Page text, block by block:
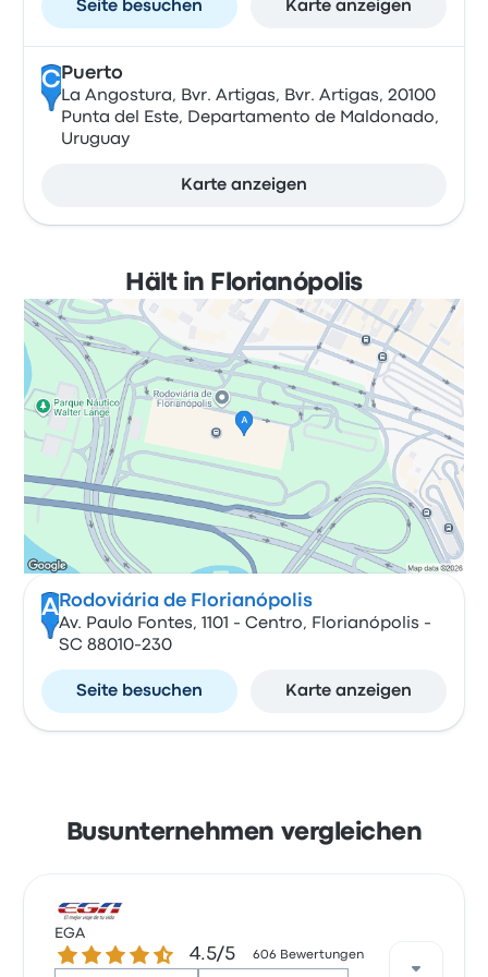
Seite besuchen Karte anzeigen
CPuerto
La Angostura, Bvr. Artigas, Bvr. Artigas, 20100
Punta del Este, Departamento de Maldonado,
Uruguay
Karte anzeigen
Hält in Florianópolis
A Rodoviária de Florianópolis
Av. Paulo Fontes, 1101 - Centro, Florianópolis -
SC 88010-230
Seite besuchen Karte anzeigen
Busunternehmen vergleichen
EGA
4.5 von 5 Sternen4.5/5 606 Bewertungen